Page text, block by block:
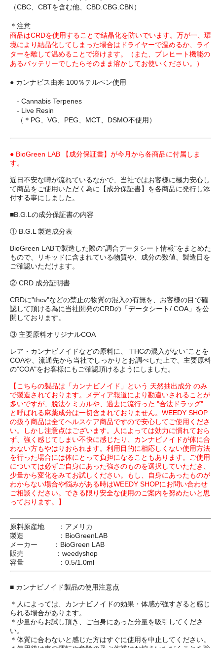
（CBC、CBTを含む他、CBD.CBG.CBN）
＊注意
商品はCRDを使用することで結晶化を防いでいます。万が一、環
境により結晶化してしまった場合はドライヤーで温めるか、ライ
ターを離して温めることで溶けます。（また、プレヒート機能の
あるバッテリーでしたらそのまま溶かしてお使いください。）
● カンナビス由来 100％テルペン使用
- Cannabis Terpenes
- Live Resin
（＊PG、VG、PEG、MCT、DSMO不使用）
● BioGreen LAB 【成分保証書】が今月から各商品に付属しま
す。
近日不安な噂が流れているなかで、当社ではお客様に極力安心し
て商品をご使用いただく為に【成分保証書】を各商品に発行し添
付する事にしました。
■B.G.Lの成分保証書の内容
① B.G.L 製造成分表
BioGreen LABで製造した際の"調合データシート情報"をまとめた
もので、リキッドに含まれている物質や、成分の数値、製造日を
ご確認いただけます。
② CRD 成分証明書
CRDに"thcv"などの禁止の物質の混入の有無を、お客様の目で確
認して頂ける為に当社開発のCRDの「データシート/ COA」を公
開しております。
③ 主要原料オリジナルCOA
レア・カンナビノイドなどの原料に、”THCの混入がない”ことを
COAや、流通先から当社でしっかりとお調べした上で、主要原料
の"COA"をお客様にもご確認頂けるようにしました。
【こちらの製品は「カンナビノイド」という 天然抽出成分 のみ
で製造されております。メディア報道により勘違いされることが
多いですが、脱法ケミカルや、過去に流行った "合法ドラッグ"
と呼ばれる麻薬成分は一切含まれておりません。WEEDY SHOP
の扱う商品は全てヘルスケア商品ですので安心してご使用くださ
い。しかし注意点はございます。人によっては効力に慣れておら
ず、強く感じてしまい不快に感じたり、カンナビノイドが体に合
わない方もやはりおられます。利用目的に相応しくない使用方法
を行った場合には体にとって負担になることもあります。ご使用
については必ずご自身にあった強さのものを選択していただき、
少量から変化をみてお試しください。もし、自身にあったものが
わからない場合や悩みがある時はWEEDY SHOPにお問い合わせ
ご相談ください。できる限り安全な使用のご案内を努めたいと思
っております。】
原料原産地 ：アメリカ
製造 ：BioGreenLAB
メーカー ：BioGreen LAB
販売 ：weedyshop
容量 ：0.5/1.0ml
■ カンナビノイド製品の使用注意点
＊人によっては、カンナビノイドの効果・体感が強すぎると感じ
られる場合があります。
＊少量からお試し頂き、ご自身にあった分量を吸引してくださ
い。
＊体質に合わないと感じた方はすぐに使用を中止してください。